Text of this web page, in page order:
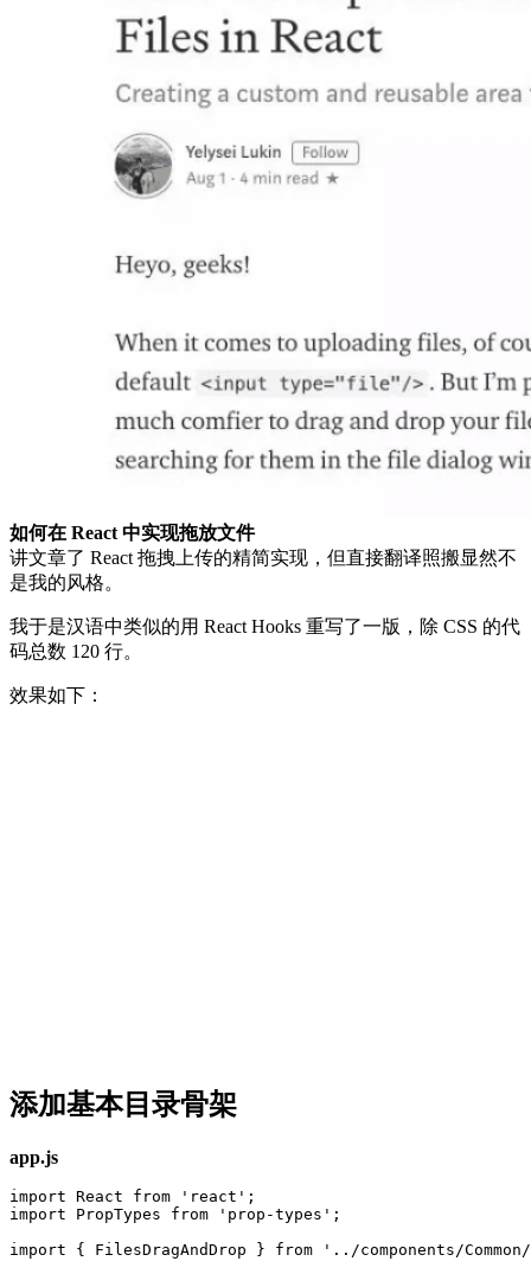
如何在 React 中实现拖放文件
讲文章了 React 拖拽上传的精简实现，但直接翻译照搬显然不
是我的风格。
我于是汉语中类似的用 React Hooks 重写了一版，除 CSS 的代
码总数 120 行。
效果如下：
添加基本目录骨架
app.js
import React from 'react';
import PropTypes from 'prop-types';
import { FilesDragAndDrop } from '../components/